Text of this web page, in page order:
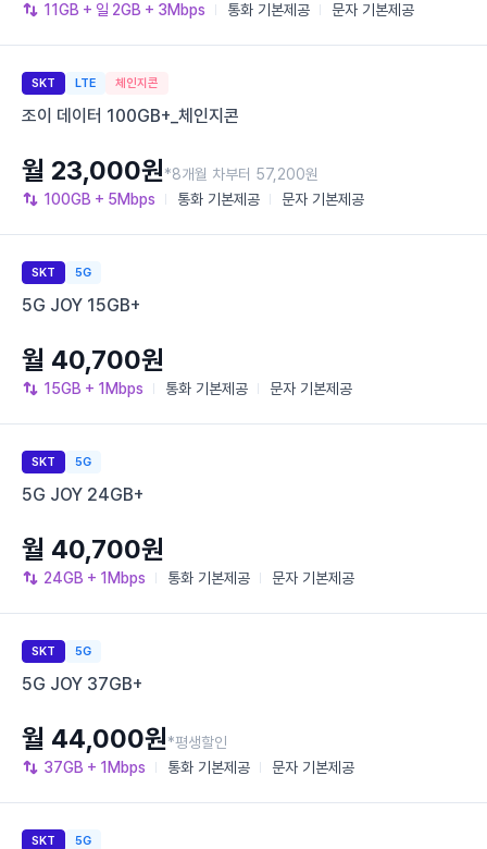
11GB + 일 2GB + 3Mbps 통화 기본제공 문자 기본제공
SKT LTE 체인지콘
조이 데이터 100GB+_체인지콘
100GB + 5Mbps 통화 기본제공 문자 기본제공
월 23,000원*8개월 차부터 57,200원
SKT 5G
5G JOY 15GB+
15GB + 1Mbps 통화 기본제공 문자 기본제공
월 40,700원
SKT 5G
5G JOY 24GB+
24GB + 1Mbps 통화 기본제공 문자 기본제공
월 40,700원
SKT 5G
5G JOY 37GB+
37GB + 1Mbps 통화 기본제공 문자 기본제공
월 44,000원*평생할인
SKT 5G